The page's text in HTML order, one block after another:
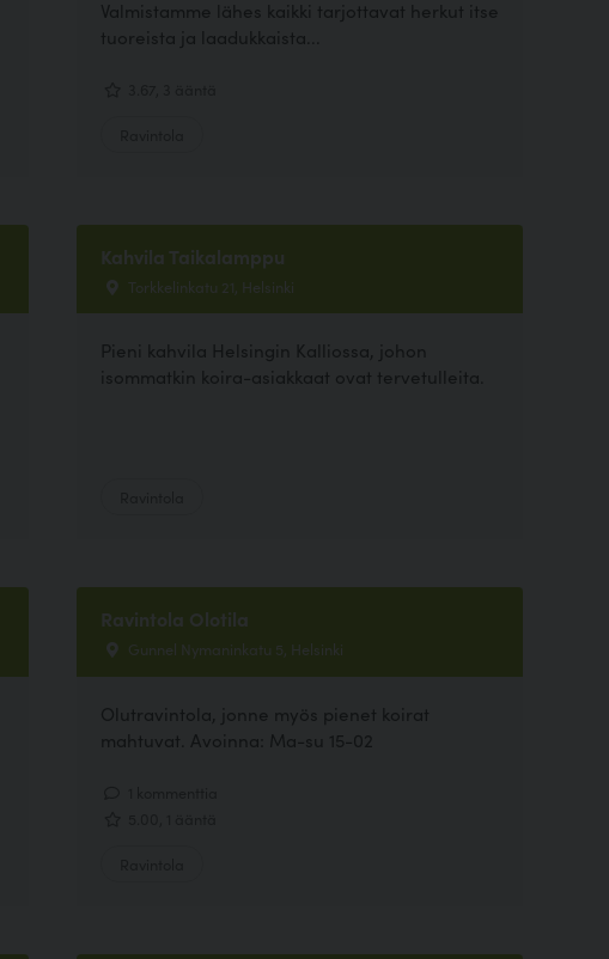
Valmistamme lähes kaikki tarjottavat herkut itse
tuoreista ja laadukkaista...
Kahvila Taikalamppu
Torkkelinkatu 21, Helsinki
Pieni kahvila Helsingin Kalliossa, johon
isommatkin koira-asiakkaat ovat tervetulleita.
Ravintola Olotila
Gunnel Nymaninkatu 5, Helsinki
Olutravintola, jonne myös pienet koirat
mahtuvat. Avoinna: Ma-su 15-02